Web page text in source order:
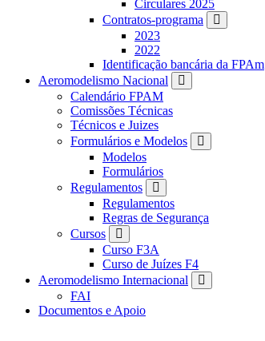
Circulares 2025
Contratos-programa
2023
2022
Identificação bancária da FPAm
Aeromodelismo Nacional
Calendário FPAM
Comissões Técnicas
Técnicos e Juizes
Formulários e Modelos
Modelos
Formulários
Regulamentos
Regulamentos
Regras de Segurança
Cursos
Curso F3A
Curso de Juízes F4
Aeromodelismo Internacional
FAI
Documentos e Apoio